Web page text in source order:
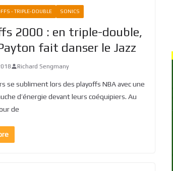
- TRIPLE-DOUBLE SONICS
2000 : en triple-double,
fait danser le Jazz
Richard Sengmany
se subliment lors des playoffs NBA avec une
d’énergie devant leurs coéquipiers. Au
de